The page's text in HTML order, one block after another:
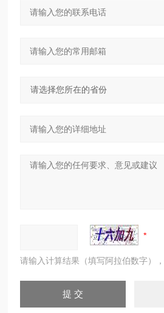
请输入计算结果（填写阿拉伯数字）